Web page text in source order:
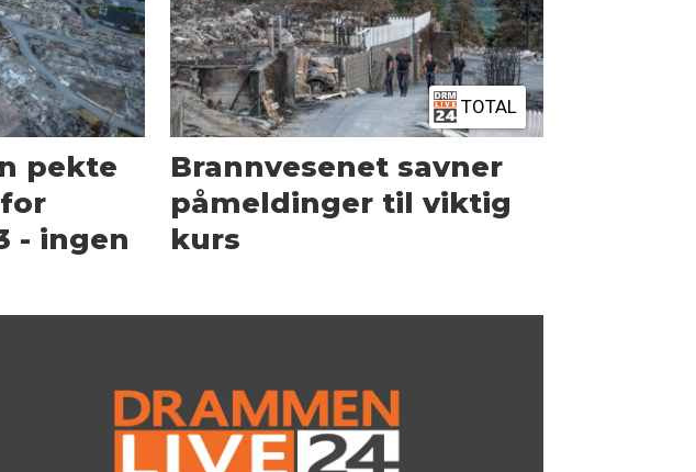
pekte
- ingen
TOTAL
Brannvesenet savner
påmeldinger til viktig
kurs